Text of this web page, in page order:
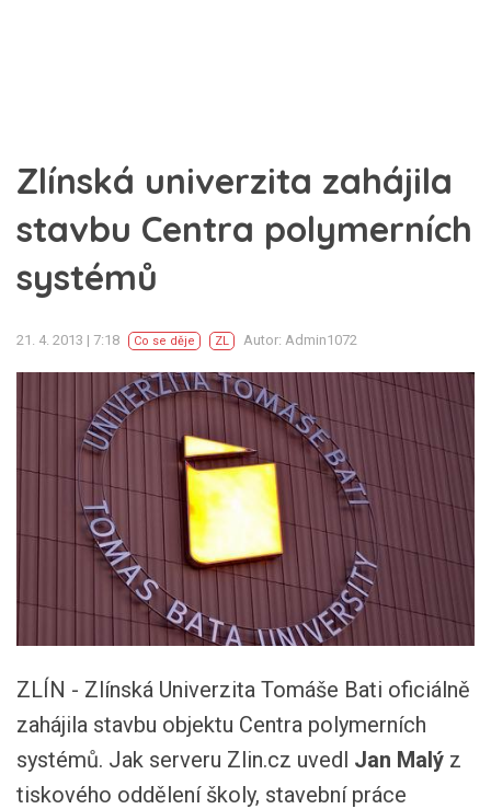
Zlínská univerzita zahájila
stavbu Centra polymerních
systémů
21. 4. 2013 | 7:18 Co se děje ZL Autor: Admin1072
ZLÍN - Zlínská Univerzita Tomáše Bati oficiálně
zahájila stavbu objektu Centra polymerních
systémů. Jak serveru Zlin.cz uvedl Jan Malý z
tiskového oddělení školy, stavební práce